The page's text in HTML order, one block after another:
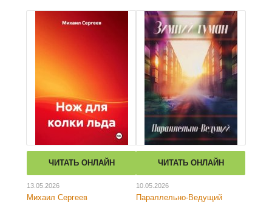
ЧИТАТЬ ОНЛАЙН
13.05.2026
Михаил Сергеев
ЧИТАТЬ ОНЛАЙН
10.05.2026
Параллельно-Ведущий